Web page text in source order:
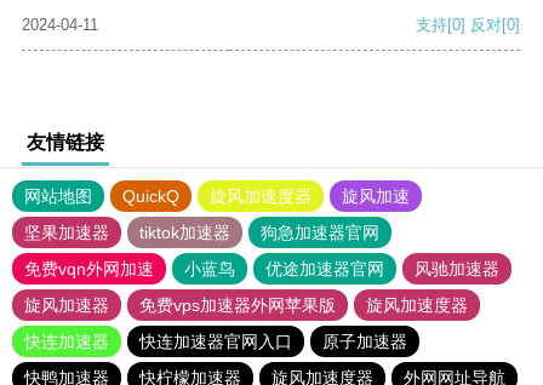
2024-04-11 支持[0] 反对[0]
友情链接
网站地图 QuickQ 旋风加速度器
旋风加速
坚果加速器
tiktok加速器
狗急加速器官网
免费vqn外网加速
小蓝鸟 优途加速器官网
风驰加速器
旋风加速器
免费vps加速器外网苹果版
旋风加速度器
快连加速器
快连加速器官网入口
原子加速器
快鸭加速器
快柠檬加速器 旋风加速度器 外网网址导航